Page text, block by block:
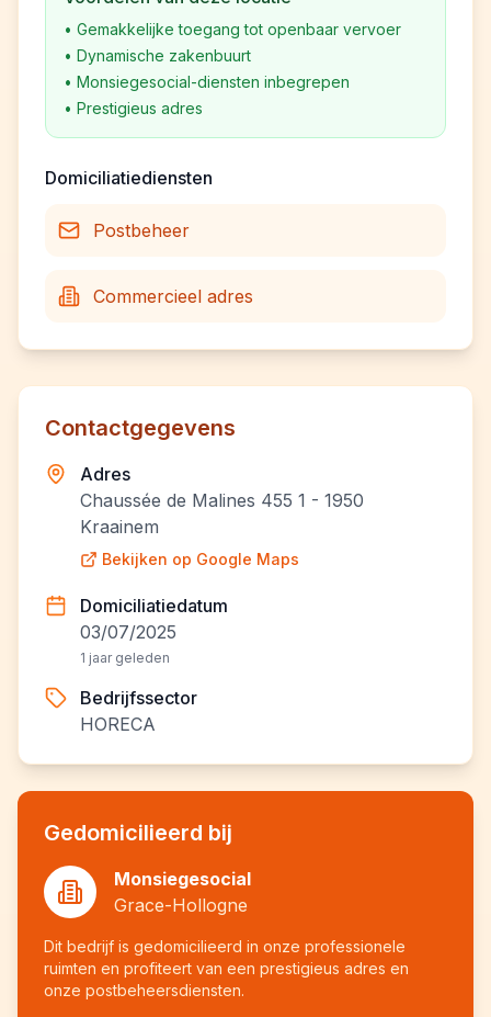
• Gemakkelijke toegang tot openbaar vervoer
• Dynamische zakenbuurt
• Monsiegesocial-diensten inbegrepen
• Prestigieus adres
Domiciliatiediensten
Postbeheer
Commercieel adres
Contactgegevens
Adres
Chaussée de Malines 455 1 - 1950
Kraainem
Bekijken op Google Maps
Domiciliatiedatum
03/07/2025
1 jaar geleden
Bedrijfssector
HORECA
Gedomicilieerd bij
Monsiegesocial
Grace-Hollogne
Dit bedrijf is gedomicilieerd in onze professionele
ruimten en profiteert van een prestigieus adres en
onze postbeheersdiensten.